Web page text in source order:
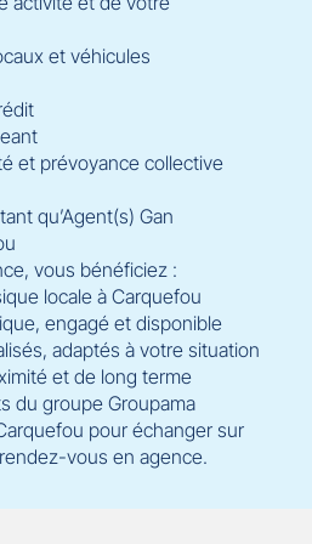
et véhicules
et prévoyance collective
qu’Agent(s) Gan
vous bénéficiez :
locale à Carquefou
engagé et disponible
adaptés à votre situation
et de long terme
du groupe Groupama
pour échanger sur
vous en agence.